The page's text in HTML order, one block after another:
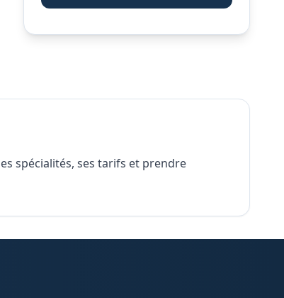
spécialités, ses tarifs et prendre